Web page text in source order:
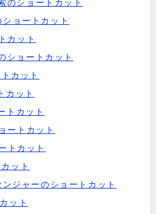
のショートカット
ョートカット
カット
ショートカット
カット
カット
トカット
ートカット
トカット
ット
ジャーのショートカット
ット